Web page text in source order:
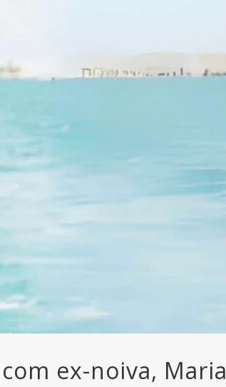
ex-noiva, Maria